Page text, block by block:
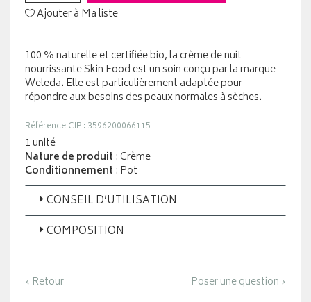
Ajouter à Ma liste
100 % naturelle et certifiée bio, la crème de nuit
nourrissante Skin Food est un soin conçu par la marque
Weleda. Elle est particulièrement adaptée pour
répondre aux besoins des peaux normales à sèches.
Référence CIP : 3596200066115
1 unité
Nature de produit : Crème
Conditionnement : Pot
CONSEIL D’UTILISATION
COMPOSITION
‹ Retour Poser une question ›